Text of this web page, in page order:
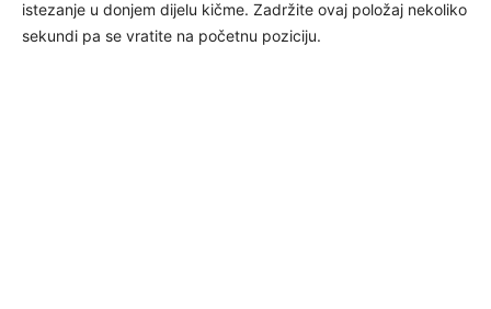
istezanje u donjem dijelu kičme. Zadržite ovaj položaj nekoliko
sekundi pa se vratite na početnu poziciju.